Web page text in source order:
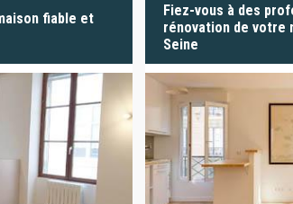
fiable et
Fiez-vous à des
rénovation de votre
Seine